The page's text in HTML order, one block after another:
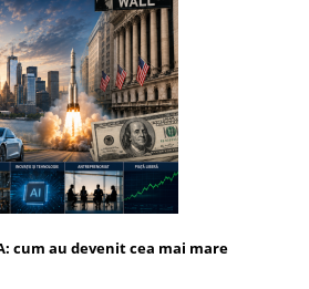
cum au devenit cea mai mare